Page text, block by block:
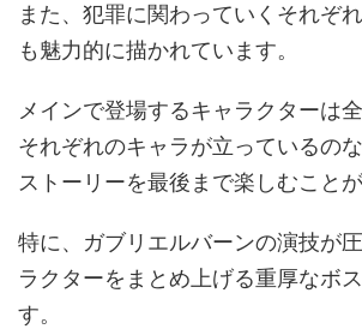
また、犯罪に関わっていくそれぞ
も魅力的に描かれています。
メインで登場するキャラクターは
それぞれのキャラが立っているの
ストーリーを最後まで楽しむことが
特に、ガブリエルバーンの演技が
ラクターをまとめ上げる重厚なボ
す。